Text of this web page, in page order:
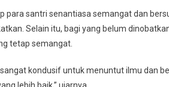
para santri senantiasa semangat dan
Selain itu, bagi yang belum
tetap semangat.
kondusif untuk menuntut ilmu dan